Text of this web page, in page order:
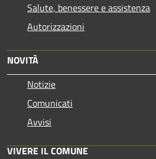
Salute, benessere e assistenza
Autorizzazioni
NOVITÀ
Notizie
Comunicati
Avvisi
VIVERE IL COMUNE